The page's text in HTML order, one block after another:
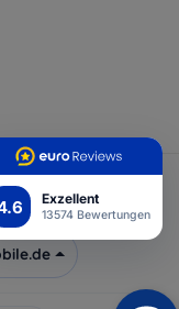
Exzellent
13574 Bewertungen
vorbehalten.